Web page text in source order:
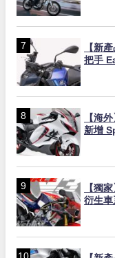
【新
把手
【海
新增
【獨
衍生車